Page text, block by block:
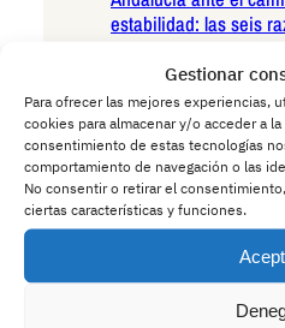
Gestionar
Para ofrecer las mejores experiencias,
cookies para almacenar y/o acceder a
consentimiento de estas tecnologías
comportamiento de navegación o las
No consentir o retirar el
ciertas características y funciones.
estabilidad: las seis
elecciones
mayo 15, 2026
Andalucía en la
las seis razones
VOX en las próximas
autonómicas
mayo 15, 2026
Andalucía ante el
seis razones
Podemos en las